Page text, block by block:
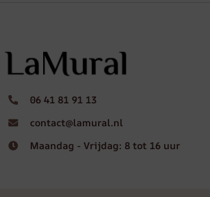
06 41 81 91 13
contact@lamural.nl
Maandag - Vrijdag: 8 tot 16 uur